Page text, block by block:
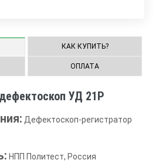
КАК КУПИТЬ?
ОПЛАТА
УД 21Р
Дефектоскоп-регистратор
НПП Политест, Россия